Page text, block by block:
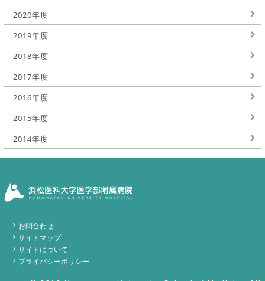
2020年度
2019年度
2018年度
2017年度
2016年度
2015年度
2014年度
お問合わせ
サイトマップ
サイトについて
プライバシーポリシー